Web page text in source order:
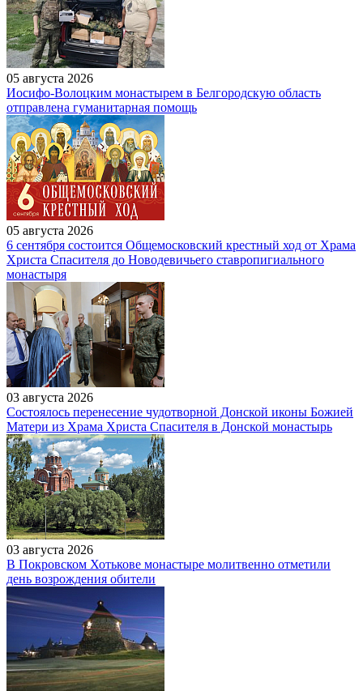
05 августа 2026
Иосифо-Волоцким монастырем в Белгородскую область
отправлена гуманитарная помощь
05 августа 2026
6 сентября состоится Общемосковский крестный ход от Храма
Христа Спасителя до Новодевичьего ставропигиального
монастыря
03 августа 2026
Состоялось перенесение чудотворной Донской иконы Божией
Матери из Храма Христа Спасителя в Донской монастырь
03 августа 2026
В Покровском Хотькове монастыре молитвенно отметили
день возрождения обители